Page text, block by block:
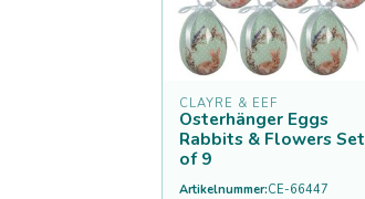
CLAYRE & EEF
Osterhänger Eggs
Rabbits & Flowers Set
of 9
Artikelnummer:CE-66447